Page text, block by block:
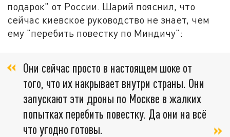
подарок" от России. Шарий пояснил, что
сейчас киевское руководство не знает, чем
ему "перебить повестку по Миндичу":
Они сейчас просто в настоящем шоке от
того, что их накрывает внутри страны. Они
запускают эти дроны по Москве в жалких
попытках перебить повестку. Да они на всё
что угодно готовы.